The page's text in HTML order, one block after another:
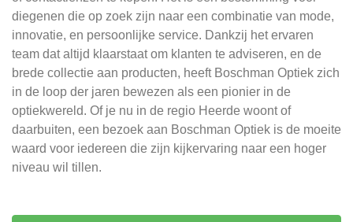
diegenen die op zoek zijn naar een combinatie van mode,
innovatie, en persoonlijke service. Dankzij het ervaren
team dat altijd klaarstaat om klanten te adviseren, en de
brede collectie aan producten, heeft Boschman Optiek zich
in de loop der jaren bewezen als een pionier in de
optiekwereld. Of je nu in de regio Heerde woont of
daarbuiten, een bezoek aan Boschman Optiek is de moeite
waard voor iedereen die zijn kijkervaring naar een hoger
niveau wil tillen.